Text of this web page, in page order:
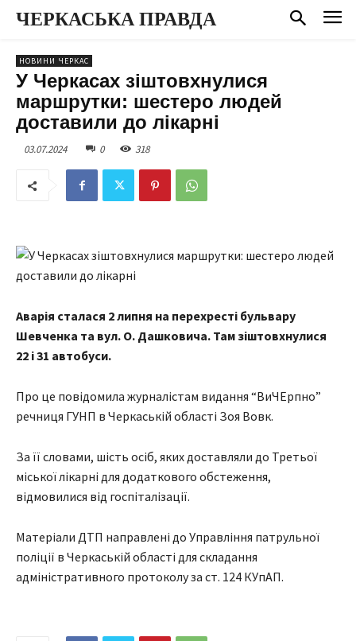
ЧЕРКАСЬКА ПРАВДА
НОВИНИ ЧЕРКАС
У Черкасах зіштовхнулися
маршрутки: шестеро людей
доставили до лікарні
03.07.2024 0 318
Аварія сталася 2 липня на перехресті бульвару
Шевченка та вул. О. Дашковича. Там зіштовхнулися
22 і 31 автобуси.
Про це повідомила журналістам видання “ВиЧЕрпно”
речниця ГУНП в Черкаській області Зоя Вовк.
За її словами, шість осіб, яких доставляли до Третьої
міської лікарні для додаткового обстеження,
відмовилися від госпіталізації.
Матеріали ДТП направлені до Управління патрульної
поліції в Черкаській області для складання
адміністративного протоколу за ст. 124 КУпАП.